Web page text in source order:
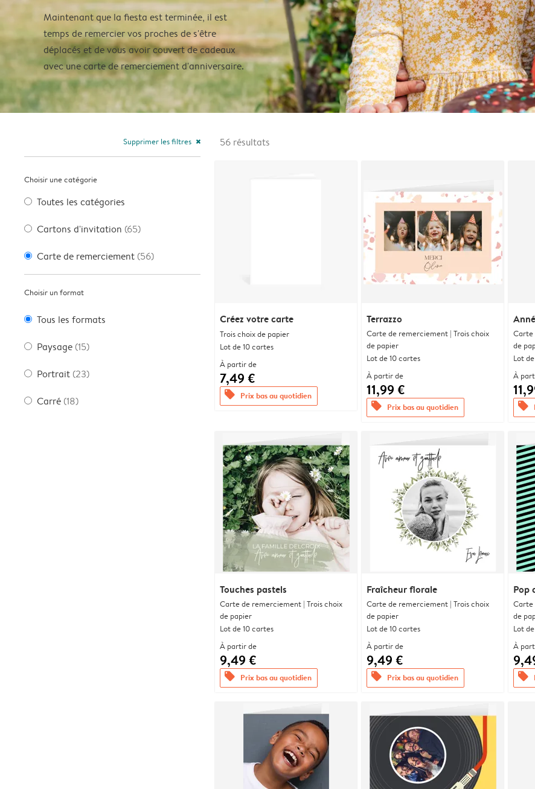
Maintenant que la fiesta est terminée, il est
temps de remercier vos proches de s'être
déplacés et de vous avoir couvert de cadeaux
avec une carte de remerciement d'anniversaire.
Supprimer les filtres close
Choisir une catégorie
Toutes les catégories
Cartons d'invitation (65)
Carte de remerciement (56)
Choisir un format
Tous les formats
Paysage (15)
Portrait (23)
Carré (18)
56 résultats
Créez votre carte
Trois choix de papier
Lot de 10 cartes
À partir de
7,49 €
offers Prix bas au quotidien
Terrazzo
Carte de remerciement | Trois choix
de papier
Lot de 10 cartes
À partir de
11,99 €
offers Prix bas au quotidien
Carte
de
Lot
À
offers
Touches pastels
Carte de remerciement | Trois choix
de papier
Lot de 10 cartes
À partir de
9,49 €
offers Prix bas au quotidien
Fraîcheur florale
Carte de remerciement | Trois choix
de papier
Lot de 10 cartes
À partir de
9,49 €
offers Prix bas au quotidien
Pop
Carte
de
Lot
À
offers